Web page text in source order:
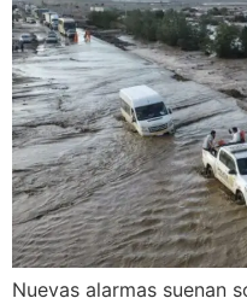
Nuevas alarmas suenan